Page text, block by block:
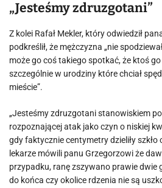
„Jesteśmy zdruzgotani”
Z kolei Rafał Mekler, który odwiedził
podkreślił, że mężczyzna „nie
może go coś takiego spotkać, że ktoś
szczególnie w urodziny które chciał
mieście”.
„Jesteśmy zdruzgotani stanowiskiem
rozpoznającej atak jako czyn o niskiej
gdy faktycznie centymetry dzieliły
lekarze mówili panu Grzegorzowi że
przypadku, ranę zszywano prawie dwie
do końca czy okolice rdzenia nie są